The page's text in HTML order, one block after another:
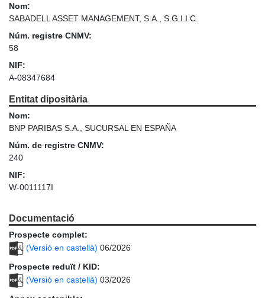
Nom:
SABADELL ASSET MANAGEMENT, S.A., S.G.I.I.C.
Núm. registre CNMV:
58
NIF:
A-08347684
Entitat dipositària
Nom:
BNP PARIBAS S.A., SUCURSAL EN ESPAÑA
Núm. de registre CNMV:
240
NIF:
W-0011117I
Documentació
Prospecte complet:
(Versió en castellà) 06/2026
Prospecte reduït / KID:
(Versió en castellà) 03/2026